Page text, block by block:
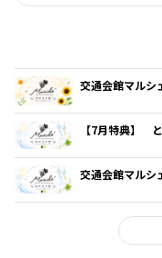
交通会館マルシ
【7月特典】
交通会館マルシ